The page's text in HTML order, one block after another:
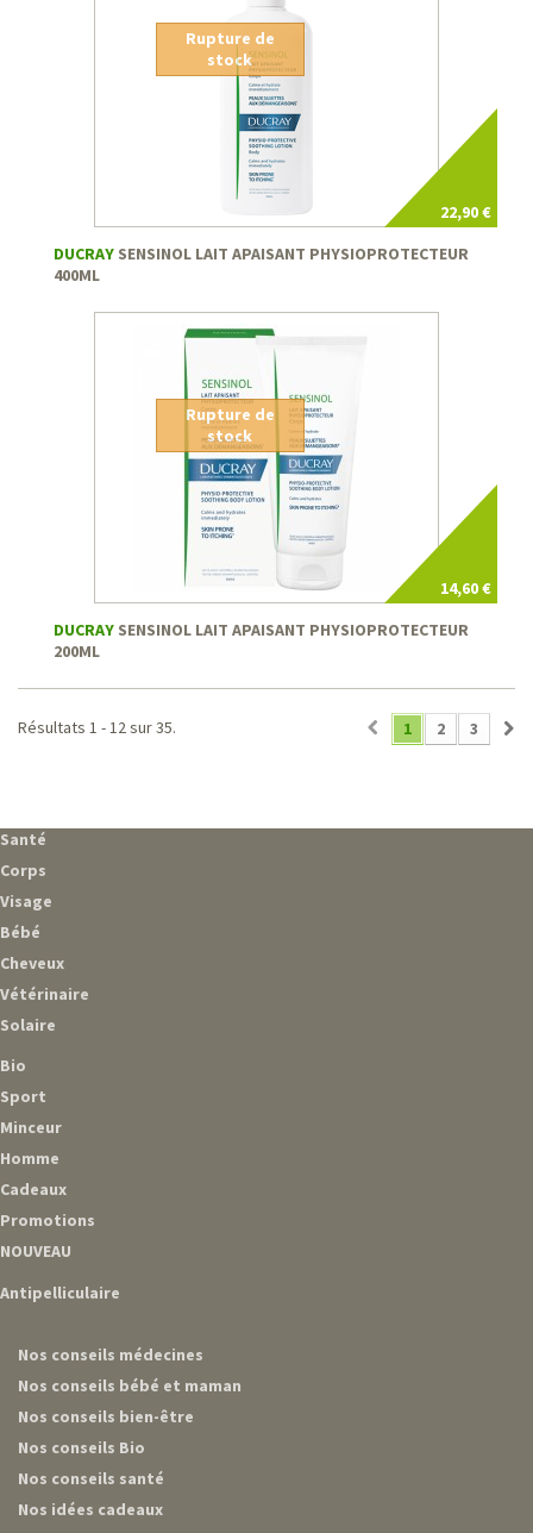
22,90 €
Rupture de
stock
DUCRAY SENSINOL LAIT APAISANT PHYSIOPROTECTEUR
400ML
14,60 €
Rupture de
stock
DUCRAY SENSINOL LAIT APAISANT PHYSIOPROTECTEUR
200ML
1 2 3
Résultats 1 - 12 sur 35.
Santé
Corps
Visage
Bébé
Cheveux
Vétérinaire
Solaire
Bio
Sport
Minceur
Homme
Cadeaux
Promotions
NOUVEAU
Antipelliculaire
Nos conseils médecines
Nos conseils bébé et maman
Nos conseils bien-être
Nos conseils Bio
Nos conseils santé
Nos idées cadeaux